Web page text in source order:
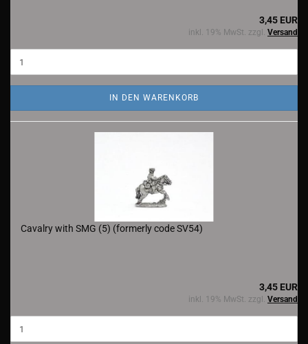
3,45 EUR
inkl. 19% MwSt. zzgl. Versand
IN DEN WARENKORB
Cavalry with SMG (5) (formerly code SV54)
3,45 EUR
inkl. 19% MwSt. zzgl. Versand